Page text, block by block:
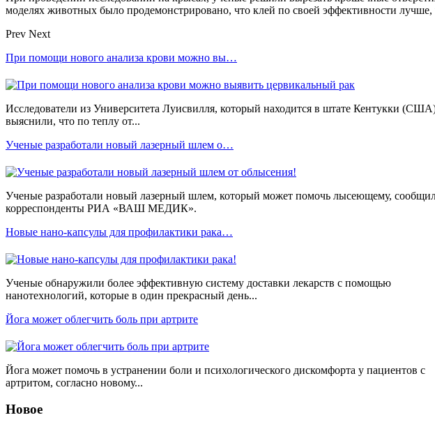
моделях животных было продемонстрировано, что клей по своей эффективности
Prev Next
При помощи нового анализа крови можно вы…
Исследователи из Университета Луисвилля, который находится в штате Кентукки
выяснили, что по теплу от...
Ученые разработали новый лазерный шлем о…
Ученые разработали новый лазерный шлем, который может помочь лысеющему,
корреспонденты РИА «ВАШ МЕДИК».
Новые нано-капсулы для профилактики рака…
Ученые обнаружили более эффективную систему доставки лекарств с помощью
нанотехнологий, которые в один прекрасный день...
Йога может облегчить боль при артрите
Йога может помочь в устранении боли и психологического дискомфорта у пациентов с
артритом, согласно новому...
Новое